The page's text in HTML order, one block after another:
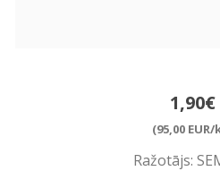
1,90€
(95,00 EUR/
Ražotājs: